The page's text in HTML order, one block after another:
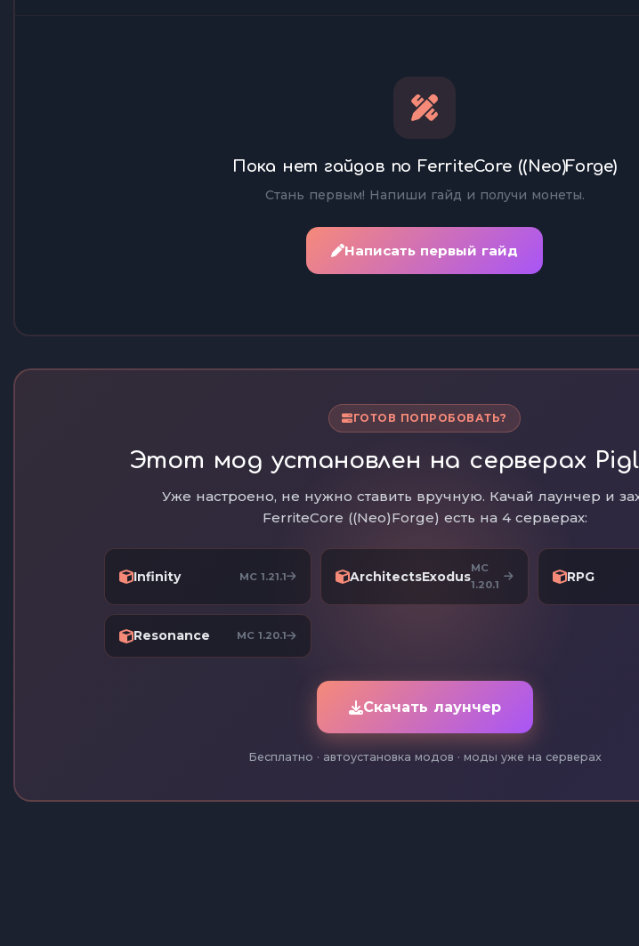
Пока нет гайдов по FerriteCore ((Neo)Forge)
Стань первым! Напиши гайд и получи монеты.
Написать первый гайд
ГОТОВ ПОПРОБОВАТЬ?
Этот мод установлен на серверах
Уже настроено, не нужно ставить вручную. Качай лаунчер и
FerriteCore ((Neo)Forge) есть на 4 серверах:
Infinity MC 1.21.1 ArchitectsExodus
MC
1.20.1
RPG
Resonance MC 1.20.1
Скачать лаунчер
Бесплатно · автоустановка модов · моды уже на серверах